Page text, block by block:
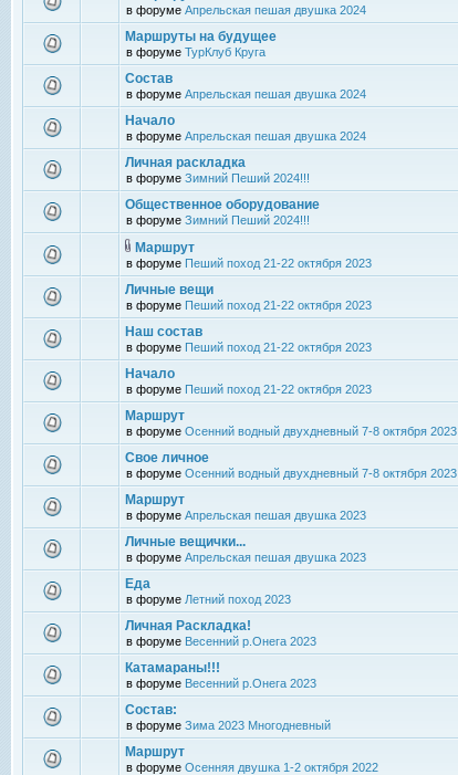
в форуме Апрельская пешая двушка 2024
Маршруты на будущее
в форуме ТурКлуб Круга
Состав
в форуме Апрельская пешая двушка 2024
Начало
в форуме Апрельская пешая двушка 2024
Личная раскладка
в форуме Зимний Пеший 2024!!!
Общественное оборудование
в форуме Зимний Пеший 2024!!!
Маршрут
в форуме Пеший поход 21-22 октября 2023
Личные вещи
в форуме Пеший поход 21-22 октября 2023
Наш состав
в форуме Пеший поход 21-22 октября 2023
Начало
в форуме Пеший поход 21-22 октября 2023
Маршрут
в форуме Осенний водный двухдневный 7-8 октября 2023
Свое личное
в форуме Осенний водный двухдневный 7-8 октября 2023
Маршрут
в форуме Апрельская пешая двушка 2023
Личные вещички...
в форуме Апрельская пешая двушка 2023
Еда
в форуме Летний поход 2023
Личная Раскладка!
в форуме Весенний р.Онега 2023
Катамараны!!!
в форуме Весенний р.Онега 2023
Состав:
в форуме Зима 2023 Многодневный
Маршрут
в форуме Осенняя двушка 1-2 октября 2022